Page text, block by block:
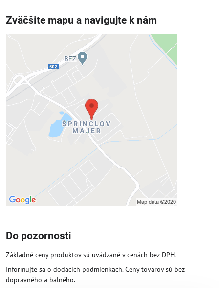
Zväčšite mapu a navigujte k nám
Externý obsah je blokovaný
Prajete si načítať externý obsah?
Povoliť tentokrát
Povoliť a zapamätať - súhlas s druhom
cookie: Funkčné
Otvoriť obsah v novom okne
Do pozornosti
Základné ceny produktov sú uvádzané v cenách bez DPH.
Informujte sa o dodacích podmienkach. Ceny tovarov sú bez
dopravného a balného.